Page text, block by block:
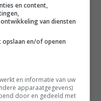
op
stijgt, nettowinst daalt
en content,
van diensten
en/of openen
en informatie van uw
apparaatgegevens)
door en gedeeld met